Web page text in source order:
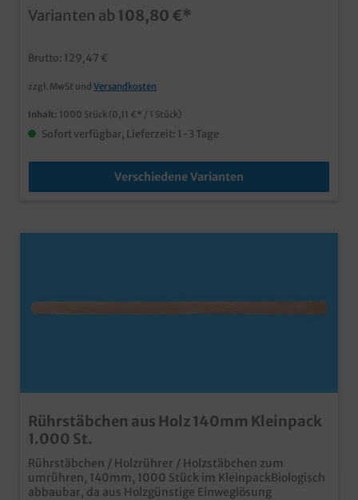
Einwegbesteck weiterhin verwendet werden
Varianten ab 108,80 €*
Brutto: 129,47 €
zzgl. MwSt und Versandkosten
Inhalt: 1000 Stück (0,11 €* / 1 Stück)
Sofort verfügbar, Lieferzeit: 1-3 Tage
Verschiedene Varianten
Rührstäbchen aus Holz 140mm Kleinpack
1.000 St.
Rührstäbchen / Holzrührer / Holzstäbchen zum
umrühren, 140mm, 1000 Stück im KleinpackBiologisch
abbaubar, da aus Holzgünstige Einweglösung